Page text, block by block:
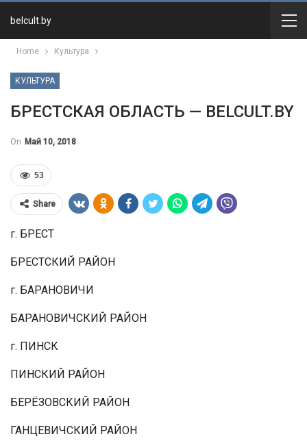
belcult.by
Home Культура
КУЛЬТУРА
БРЕСТСКАЯ ОБЛАСТЬ — BELCULT.BY
On Май 10, 2018
53
Share
г. БРЕСТ
БРЕСТСКИЙ РАЙОН
г. БАРАНОВИЧИ
БАРАНОВИЧСКИЙ РАЙОН
г. ПИНСК
ПИНСКИЙ РАЙОН
БЕРЁЗОВСКИЙ РАЙОН
ГАНЦЕВИЧСКИЙ РАЙОН